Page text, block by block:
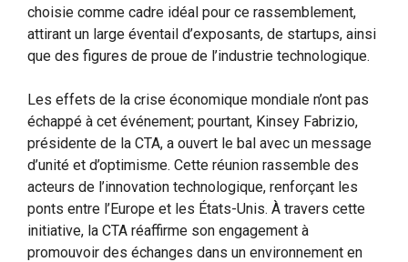
choisie comme cadre idéal pour ce rassemblement,
attirant un large éventail d’exposants, de startups, ainsi
que des figures de proue de l’industrie technologique.
Les effets de la crise économique mondiale n’ont pas
échappé à cet événement; pourtant, Kinsey Fabrizio,
présidente de la CTA, a ouvert le bal avec un message
d’unité et d’optimisme. Cette réunion rassemble des
acteurs de l’innovation technologique, renforçant les
ponts entre l’Europe et les États-Unis. À travers cette
initiative, la CTA réaffirme son engagement à
promouvoir des échanges dans un environnement en